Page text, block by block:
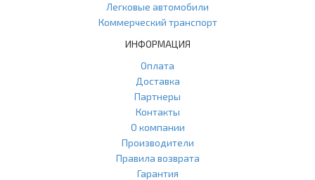
Легковые автомобили
Коммерческий транспорт
ИНФОРМАЦИЯ
Оплата
Доставка
Партнеры
Контакты
О компании
Производители
Правила возврата
Гарантия